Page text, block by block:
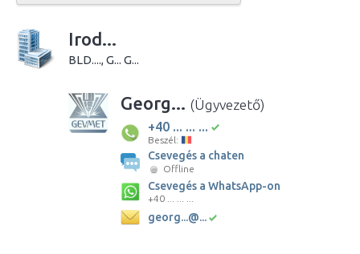
Irod...
BLD...., G... G...
Georg... (Ügyvezető)
+40 ... ... ...
Beszél:
Csevegés a chaten
Offline
Csevegés a WhatsApp-on
+40 ... ... ...
georg...@...